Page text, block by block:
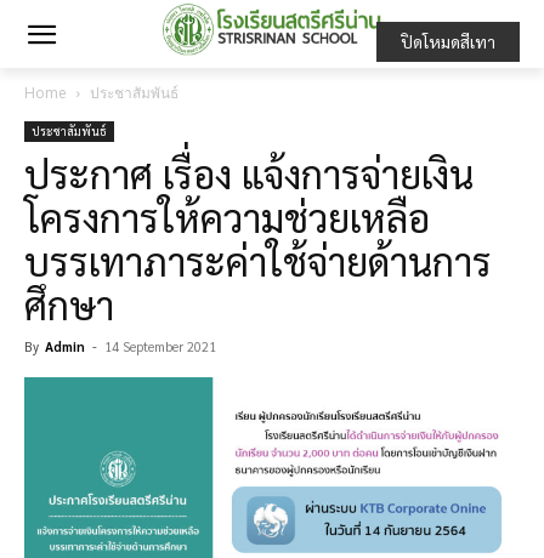
Home ประชาสัมพันธ์
ประชาสัมพันธ์
ประกาศ เรื่อง แจ้งการจ่ายเงิน
โครงการให้ความช่วยเหลือ
บรรเทาภาระค่าใช้จ่ายด้านการ
ศึกษา
By Admin - 14 September 2021
ปิดโหมดสีเทา